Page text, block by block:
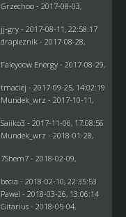
Grzechoo- 2017-08-03,
jj-gry- 2017-08-11, 22:58:17
drapieznik- 2017-08-28,
Faleyoow Energy- 2017-08-29,
tmaciej - 2017-09-25, 14:02:19
Mundek_wrz - 2017-10-11,
Saiiko3 - 2017-11-06, 17:08:56
Mundek_wrz - 2018-01-28,
7Shem7- 2018-02-09,
becia - 2018-02-10, 22:35:53
Pawel - 2018-03-26, 13:06:14
Gitarius- 2018-05-04,